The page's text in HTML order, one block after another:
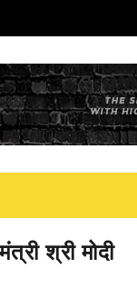
श्री मोदी